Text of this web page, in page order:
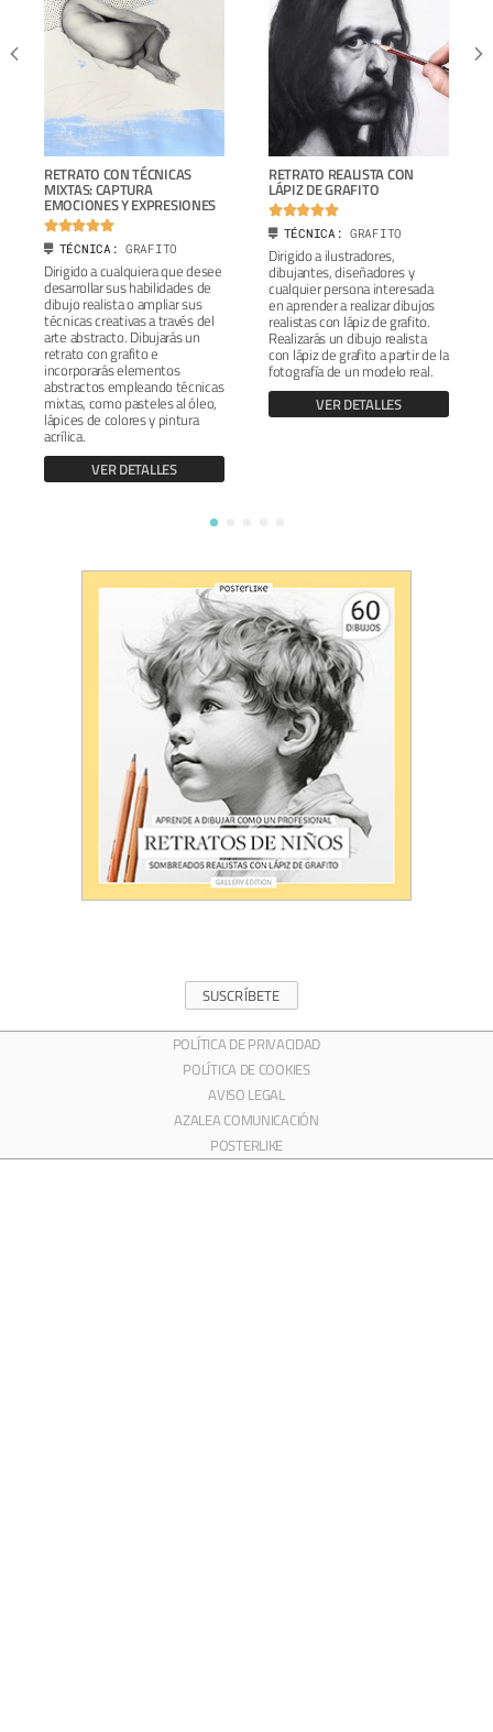
RETRATO CON TÉCNICAS
MIXTAS: CAPTURA
EMOCIONES Y EXPRESIONES

TÉCNICA:GRAFITO
Dirigido a cualquiera que desee
desarrollar sus habilidades de
dibujo realista o ampliar sus
técnicas creativas a través del
arte abstracto. Dibujarás un
retrato con grafito e
incorporarás elementos
abstractos empleando técnicas
mixtas, como pasteles al óleo,
lápices de colores y pintura
acrílica.
VER DETALLES
RETRATO REALISTA CON
LÁPIZ DE GRAFITO

TÉCNICA:GRAFITO
Dirigido a ilustradores,
dibujantes, diseñadores y
cualquier persona interesada
en aprender a realizar dibujos
realistas con lápiz de grafito.
Realizarás un dibujo realista
con lápiz de grafito a partir de la
fotografía de un modelo real.
VER DETALLES
4
SUSCRÍBETE
POLÍTICA DE PRIVACIDAD
POLÍTICA DE COOKIES
AVISO LEGAL
AZALEA COMUNICACIÓN
POSTERLIKE